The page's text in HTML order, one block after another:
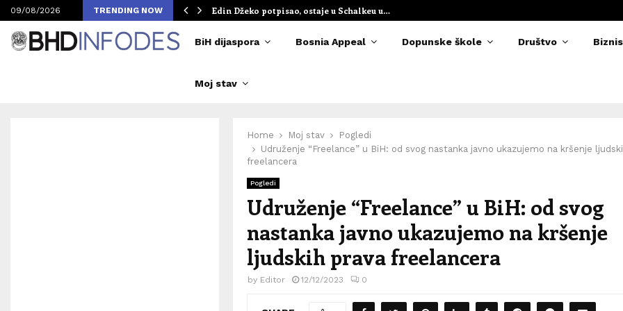
09/08/2026 TRENDING NOW
Merlinovih koncerata Edin Džeko potpisao, ostaje u Schalkeu u…
BiH dijaspora Bosnia Appeal Dopunske škole Društvo Biznis
Moj stav
Home Moj stav
Pogledi
Udruženje “Freelance” u BiH: od svog nastanka javno ukazujemo na kršenje
freelancera
Pogledi
Udruženje “Freelance” u BiH: od svog
nastanka javno ukazujemo na kršenje
ljudskih prava freelancera
by Editor 12/12/2023 0